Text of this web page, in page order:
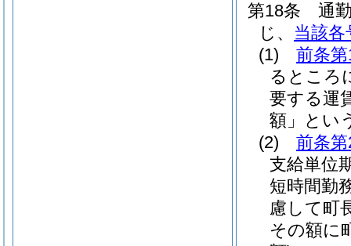
第18条
通
じ、 当該各
(1)
前条
るところ
要する運
額」とい
(2)
前条
支給単位
短時間勤
慮して町
その額に